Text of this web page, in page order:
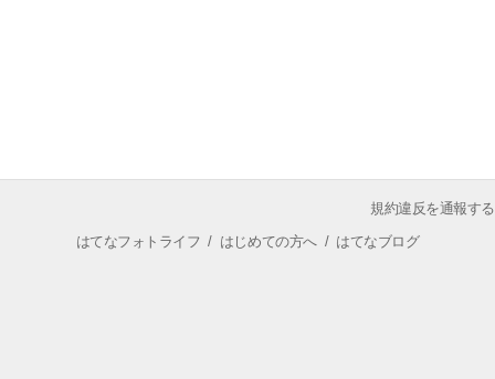
規約違反を通報する
はてなフォトライフ / はじめての方へ/ はてなブログ